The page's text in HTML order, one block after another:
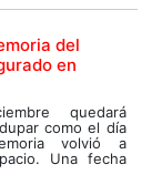
del
en
quedará
como el día
volvió a
Una fecha